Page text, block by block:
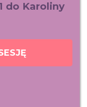
do Karoliny